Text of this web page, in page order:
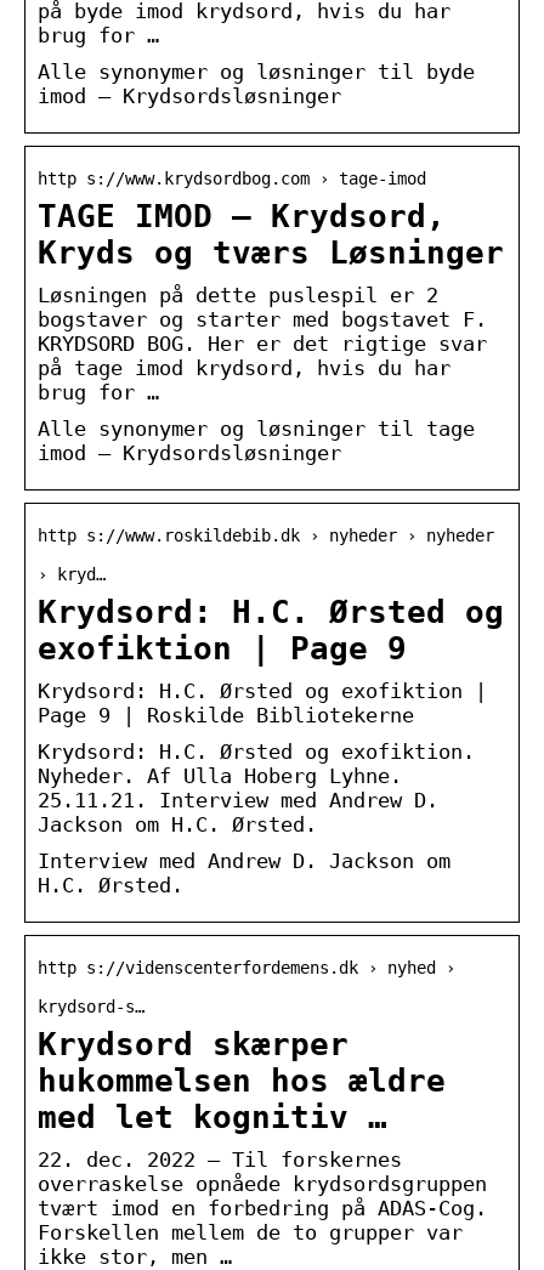
på byde imod krydsord, hvis du har
brug for …
Alle synonymer og løsninger til byde
imod – Krydsordsløsninger
http s://www.krydsordbog.com › tage-imod
TAGE IMOD – Krydsord,
Kryds og tværs Løsninger
Løsningen på dette puslespil er 2
bogstaver og starter med bogstavet F.
KRYDSORD BOG. Her er det rigtige svar
på tage imod krydsord, hvis du har
brug for …
Alle synonymer og løsninger til tage
imod – Krydsordsløsninger
http s://www.roskildebib.dk › nyheder › nyheder
› kryd…
Krydsord: H.C. Ørsted og
exofiktion | Page 9
Krydsord: H.C. Ørsted og exofiktion |
Page 9 | Roskilde Bibliotekerne
Krydsord: H.C. Ørsted og exofiktion.
Nyheder. Af Ulla Hoberg Lyhne.
25.11.21. Interview med Andrew D.
Jackson om H.C. Ørsted.
Interview med Andrew D. Jackson om
H.C. Ørsted.
http s://videnscenterfordemens.dk › nyhed ›
krydsord-s…
Krydsord skærper
hukommelsen hos ældre
med let kognitiv …
22. dec. 2022 — Til forskernes
overraskelse opnåede krydsordsgruppen
tvært imod en forbedring på ADAS-Cog.
Forskellen mellem de to grupper var
ikke stor, men …